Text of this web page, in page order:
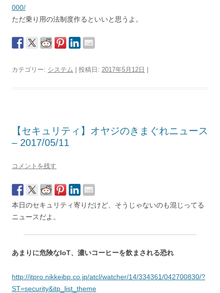
000/
ただ乗り用の法制度作るといいと思うよ。
カテゴリー: システム | 投稿日: 2017年5月12日
【セキュリティ】オヤジのきまぐれニュース
– 2017/05/11
コメントを残す
本日のセキュリティ寄りだけど、そうじゃないのも混じってる
ニュースだよ。
あまりに危険なIoT、濃いコーヒーを飲まされる恐れ
http://itpro.nikkeibp.co.jp/atcl/watcher/14/334361/042700830/?
ST=security&itp_list_theme